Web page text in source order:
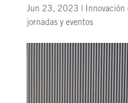
Jun 23, 2023 | Innovación
jornadas y eventos